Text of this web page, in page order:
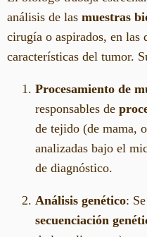
análisis de las muestras
cirugía o aspirados, en las
características del tumor.
Procesamiento de
responsables de
de tejido (de mama,
analizadas bajo el
de diagnóstico.
Análisis genético:
secuenciación